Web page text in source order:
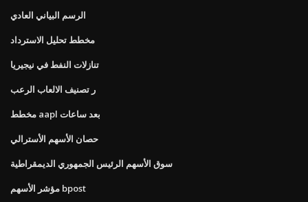
الرسم البياني العادي
مخطط تحليل الاسترداد
تنازلات النفط في نيجيريا
ر تصنيف الالعاب الرعب
مخطط aapl بعد ساعات
حصان الأسهم الأسترالي
سوق الأسهم الرئيس الجمهوري الديمقراطية
مؤشر الأسهم bpost